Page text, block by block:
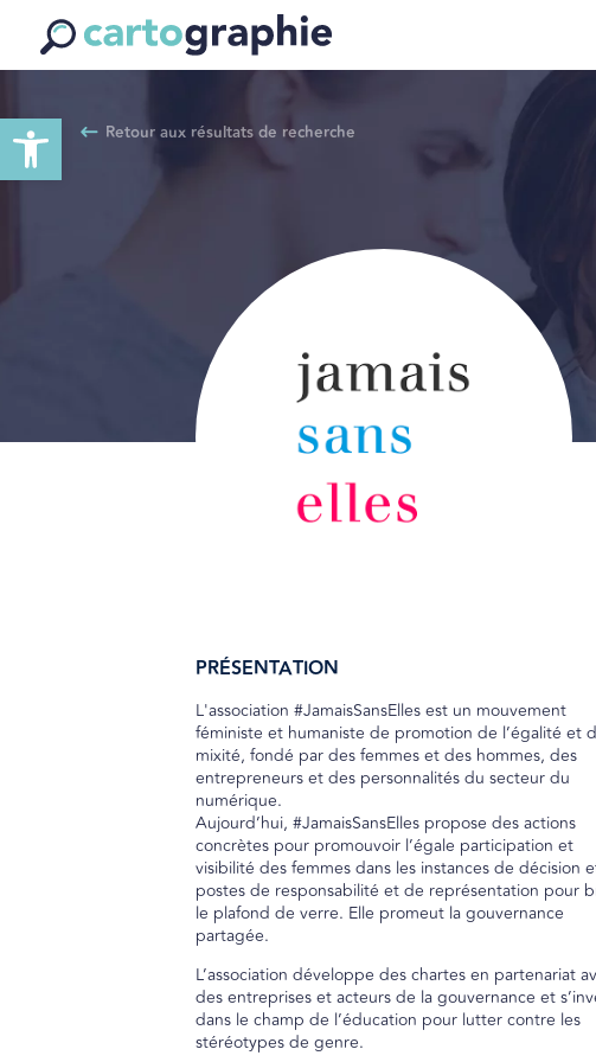
Ouvrir la barre d’outilsRetour aux résultats de recherche
PRÉSENTATION
L'association #JamaisSansElles est un mouvement
féministe et humaniste de promotion de l’égalité et
mixité, fondé par des femmes et des hommes, des
entrepreneurs et des personnalités du secteur du
numérique.
Aujourd’hui, #JamaisSansElles propose des actions
concrètes pour promouvoir l’égale participation et
visibilité des femmes dans les instances de décision
postes de responsabilité et de représentation pour
le plafond de verre. Elle promeut la gouvernance
partagée.
L’association développe des chartes en partenariat
des entreprises et acteurs de la gouvernance et
dans le champ de l’éducation pour lutter contre les
stéréotypes de genre.